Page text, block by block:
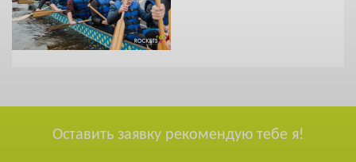
Оставить заявку рекомендую тебе я!